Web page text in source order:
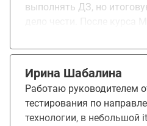
до итогового результата
стать частью
выполнять ДЗ, но
всего к Deep Learning.
связана с применением
разработчик, но мне очень
разобраться как ML и DL
Ирина Шабалина
Работаю руководителем
тестирования по
технологии, в небольшой